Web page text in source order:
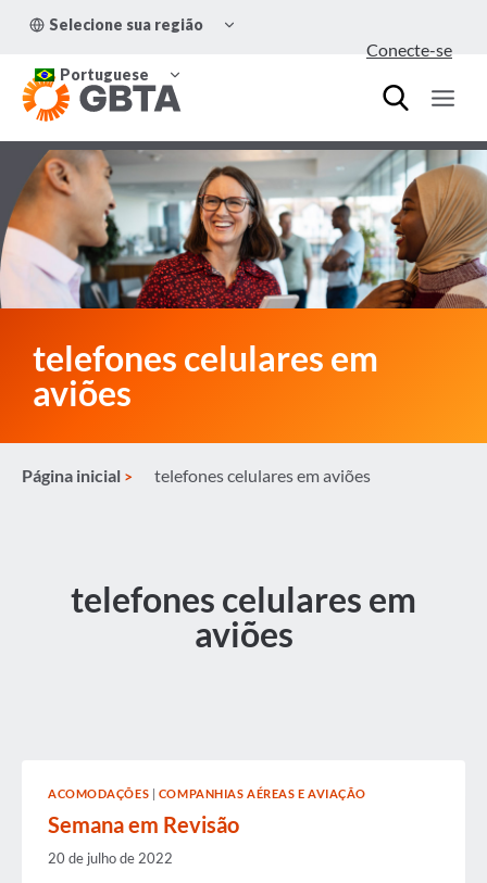
para
Conteúdo
Selecione sua região
MENU
Portuguese
MENU
FILHO
Conecte-se
telefones celulares em
aviões
Página inicial telefones celulares em aviões
telefones celulares em
aviões
ACOMODAÇÕES COMPANHIAS AÉREAS E AVIAÇÃO
Semana em Revisão
20 de julho de 2022